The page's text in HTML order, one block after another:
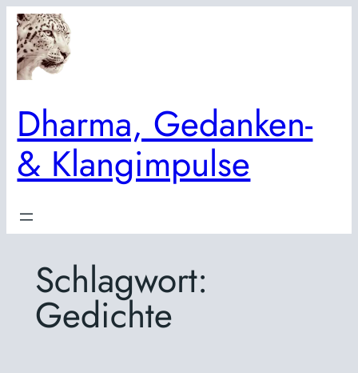
Zum
Inhalt
springen
Dharma, Gedanken-
& Klangimpulse
Schlagwort:
Gedichte